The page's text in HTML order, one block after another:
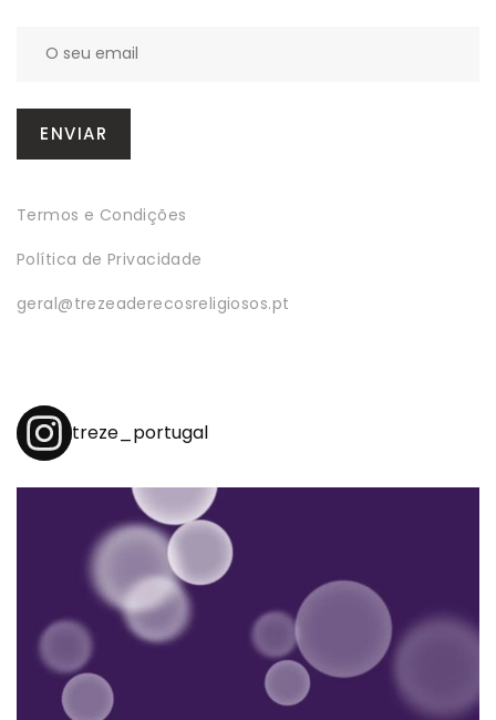
Termos e Condições
Política de Privacidade
geral@trezeaderecosreligiosos.pt
treze_portugal